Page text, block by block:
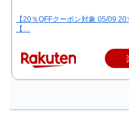
【20％OFFクーポン対象 05/09
【…